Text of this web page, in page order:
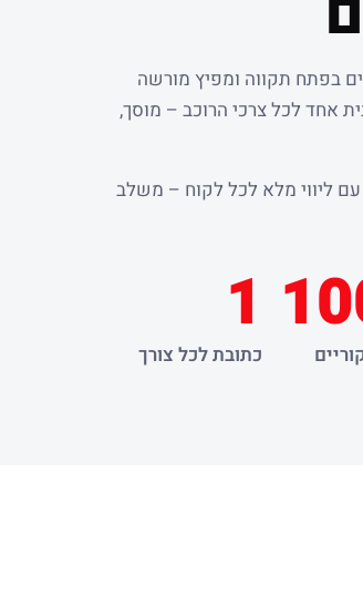
בפתח תקווה ומפיץ מורשה
כבית אחד לכל צרכי הרוכב – מוסך,
עם ליווי מלא לכל לקוח – משלב
1
כתובת לכל צורך